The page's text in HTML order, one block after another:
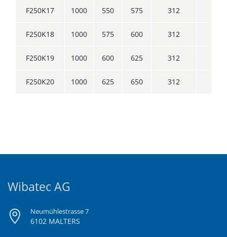
F250K17 1000 550 575 312
F250K18 1000 575 600 312
F250K19 1000 600 625 312
F250K20 1000 625 650 312
Wibatec AG
Neumühlestrasse 7
6102 MALTERS